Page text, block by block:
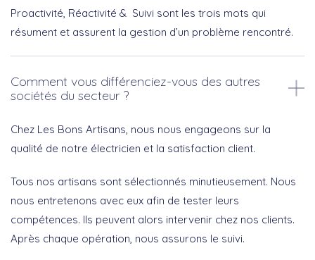
Proactivité, Réactivité & Suivi sont les trois mots qui
résument et assurent la gestion d’un problème rencontré.
Comment vous différenciez-vous des autres
sociétés du secteur ?
Chez Les Bons Artisans, nous nous engageons sur la
qualité de notre électricien et la satisfaction client.
Tous nos artisans sont sélectionnés minutieusement. Nous
nous entretenons avec eux afin de tester leurs
compétences. Ils peuvent alors intervenir chez nos clients.
Après chaque opération, nous assurons le suivi.